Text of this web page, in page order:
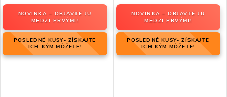
NOVINKA – OBJAVTE JU
MEDZI PRVÝMI!
POSLEDNÉ KUSY- ZÍSKAJTE
ICH KÝM MÔŽETE!
NOVINKA – OBJAVTE JU
MEDZI PRVÝMI!
POSLEDNÉ KUSY- ZÍSKAJTE
ICH KÝM MÔŽETE!